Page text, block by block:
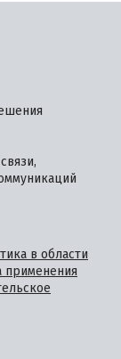
в области
применения